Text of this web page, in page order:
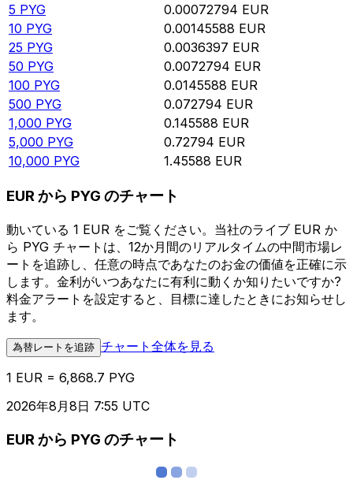
5 PYG 0.00072794 EUR
10 PYG 0.00145588 EUR
25 PYG 0.0036397 EUR
50 PYG 0.0072794 EUR
100 PYG 0.0145588 EUR
500 PYG 0.072794 EUR
1,000 PYG 0.145588 EUR
5,000 PYG 0.72794 EUR
10,000 PYG 1.45588 EUR
EUR から PYG のチャート
動いている 1 EUR をご覧ください。当社のライブ EUR か
ら PYG チャートは、12か月間のリアルタイムの中間市場レ
ートを追跡し、任意の時点であなたのお金の価値を正確に示
します。金利がいつあなたに有利に動くか知りたいですか?
料金アラートを設定すると、目標に達したときにお知らせし
ます。
為替レートを追跡 チャート全体を見る
1 EUR = 6,868.7 PYG
2026年8月8日 7:55 UTC
EUR から PYG のチャート